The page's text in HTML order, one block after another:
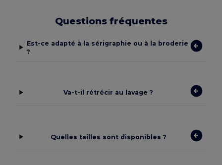
Questions fréquentes
Est-ce adapté à la sérigraphie ou à la broderie
?
Va-t-il rétrécir au lavage ?
Quelles tailles sont disponibles ?